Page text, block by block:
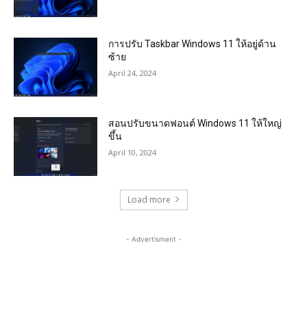
การปรับ Taskbar Windows 11 ให้อยู่ด้าน
ซ้าย
April 24, 2024
สอนปรับขนาดฟอนต์ Windows 11 ให้ใหญ่
ขึ้น
April 10, 2024
Load more
- Advertisment -